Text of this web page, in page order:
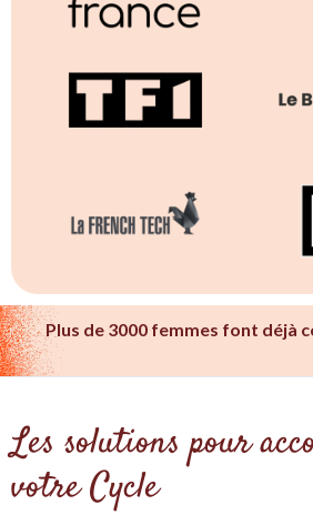
Plus de 3000 femmes font déjà
Les solutions pour
votre Cycle